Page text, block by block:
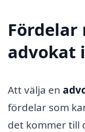
advokat
Att välja en
fördelar som
det kommer till